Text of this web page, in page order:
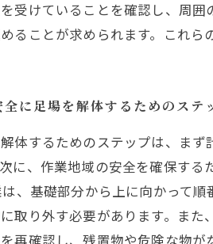
受けていることを確認し、周
ることが求められます。これら
に足場を解体するためのステ
体するためのステップは、ま
に、作業地域の安全を確保す
、基礎部分から上に向かって
取り外す必要があります。ま
再確認し、残置物や危険な物